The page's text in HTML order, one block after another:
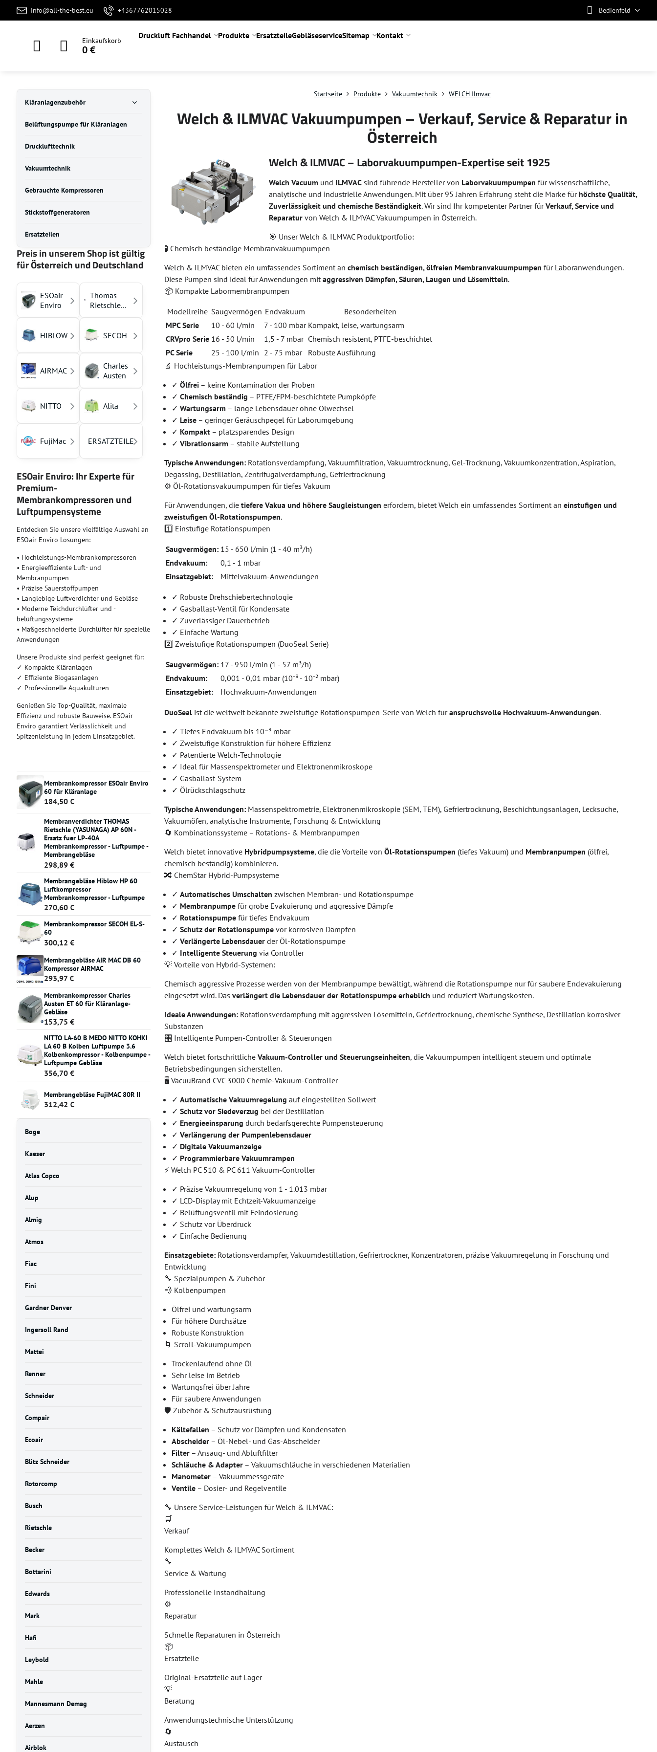
info@all-the-best.eu +4367762015028 Bedienfeld
Einkaufskorb
0 €
Druckluft Fachhandel Produkte ErsatzteileGebläseserviceSitemap Kontakt
Startseite Produkte Vakuumtechnik WELCH Ilmvac
Welch & ILMVAC Vakuumpumpen – Verkauf, Service & Reparatur in
Österreich
Welch & ILMVAC – Laborvakuumpumpen-Expertise seit 1925
Welch Vacuum und ILMVAC sind führende Hersteller von Laborvakuumpumpen für wissenschaftliche,
analytische und industrielle Anwendungen. Mit über 95 Jahren Erfahrung steht die Marke für höchste Qualität,
Zuverlässigkeit und chemische Beständigkeit. Wir sind Ihr kompetenter Partner fürVerkauf, Service und
Reparatur von Welch & ILMVAC Vakuumpumpen in Österreich.
🎯 Unser Welch & ILMVAC Produktportfolio:
🧪 Chemisch beständige Membranvakuumpumpen
Welch & ILMVAC bieten ein umfassendes Sortiment anchemisch beständigen, ölfreien Membranvakuumpumpen für Laboranwendungen.
Diese Pumpen sind ideal für Anwendungen mitaggressiven Dämpfen, Säuren, Laugen und Lösemitteln.
📦 Kompakte Labormembranpumpen
Modellreihe Saugvermögen Endvakuum
Besonderheiten
MPC Serie
10 - 60 l/min 7 - 100 mbar Kompakt, leise, wartungsarm
CRVpro Serie 16 - 50 l/min 1,5 - 7 mbar Chemisch resistent, PTFE-beschichtet
PC Serie
25 - 100 l/min 2 - 75 mbar
Robuste Ausführung
🔬 Hochleistungs-Membranpumpen für Labor
✓Ölfrei – keine Kontamination der Proben
✓Chemisch beständig – PTFE/FPM-beschichtete Pumpköpfe
✓Wartungsarm – lange Lebensdauer ohne Ölwechsel
✓ Leise – geringer Geräuschpegel für Laborumgebung
✓ Kompakt – platzsparendes Design
✓Vibrationsarm – stabile Aufstellung
Typische Anwendungen: Rotationsverdampfung, Vakuumfiltration, Vakuumtrocknung, Gel-Trocknung, Vakuumkonzentration, Aspiration,
Degassing, Destillation, Zentrifugalverdampfung, Gefriertrocknung
⚙️ Öl-Rotationsvakuumpumpen für tiefes Vakuum
Für Anwendungen, dietiefere Vakua und höhere Saugleistungen erfordern, bietet Welch ein umfassendes Sortiment aneinstufigen und
zweistufigen Öl-Rotationspumpen.
1️⃣ Einstufige Rotationspumpen
Saugvermögen: 15 - 650 l/min (1 - 40 m³/h)
Endvakuum:
0,1 - 1 mbar
Einsatzgebiet:
Mittelvakuum-Anwendungen
✓ Robuste Drehschiebertechnologie
✓ Gasballast-Ventil für Kondensate
✓ Zuverlässiger Dauerbetrieb
✓ Einfache Wartung
2️⃣ Zweistufige Rotationspumpen (DuoSeal Serie)
Saugvermögen: 17 - 950 l/min (1 - 57 m³/h)
Endvakuum:
0,001 - 0,01 mbar (10⁻³ - 10⁻² mbar)
Einsatzgebiet:
Hochvakuum-Anwendungen
DuoSeal ist die weltweit bekannte zweistufige Rotationspumpen-Serie von Welch füranspruchsvolle Hochvakuum-Anwendungen.
✓ Tiefes Endvakuum bis 10⁻³ mbar
✓ Zweistufige Konstruktion für höhere Effizienz
✓ Patentierte Welch-Technologie
✓ Ideal für Massenspektrometer und Elektronenmikroskope
✓ Gasballast-System
✓ Ölrückschlagschutz
Typische Anwendungen: Massenspektrometrie, Elektronenmikroskopie (SEM, TEM), Gefriertrocknung, Beschichtungsanlagen, Lecksuche,
Vakuumöfen, analytische Instrumente, Forschung & Entwicklung
🔄 Kombinationssysteme – Rotations- & Membranpumpen
Welch bietet innovative Hybridpumpsysteme, die die Vorteile vonÖl-Rotationspumpen (tiefes Vakuum) und Membranpumpen (ölfrei,
chemisch beständig) kombinieren.
🔀 ChemStar Hybrid-Pumpsysteme
✓Automatisches Umschalten zwischen Membran- und Rotationspumpe
✓ Membranpumpe für grobe Evakuierung und aggressive Dämpfe
✓ Rotationspumpe für tiefes Endvakuum
✓Schutz der Rotationspumpe vor korrosiven Dämpfen
✓Verlängerte Lebensdauer der Öl-Rotationspumpe
✓ Intelligente Steuerung via Controller
💡 Vorteile von Hybrid-Systemen:
Chemisch aggressive Prozesse werden von der Membranpumpe bewältigt, während die Rotationspumpe nur für saubere Endevakuierung
eingesetzt wird. Dasverlängert die Lebensdauer der Rotationspumpe erheblich und reduziert Wartungskosten.
Ideale Anwendungen: Rotationsverdampfung mit aggressiven Lösemitteln, Gefriertrocknung, chemische Synthese, Destillation korrosiver
Substanzen
🎛️ Intelligente Pumpen-Controller & Steuerungen
Welch bietet fortschrittlicheVakuum-Controller und Steuerungseinheiten, die Vakuumpumpen intelligent steuern und optimale
Betriebsbedingungen sicherstellen.
🖥️ VacuuBrand CVC 3000 Chemie-Vakuum-Controller
✓Automatische Vakuumregelung auf eingestellten Sollwert
✓Schutz vor Siedeverzug bei der Destillation
✓ Energieeinsparung durch bedarfsgerechte Pumpensteuerung
✓Verlängerung der Pumpenlebensdauer
✓ Digitale Vakuumanzeige
✓ Programmierbare Vakuumrampen
⚡ Welch PC 510 & PC 611 Vakuum-Controller
✓ Präzise Vakuumregelung von 1 - 1.013 mbar
✓ LCD-Display mit Echtzeit-Vakuumanzeige
✓ Belüftungsventil mit Feindosierung
✓ Schutz vor Überdruck
✓ Einfache Bedienung
Einsatzgebiete: Rotationsverdampfer, Vakuumdestillation, Gefriertrockner, Konzentratoren, präzise Vakuumregelung in Forschung und
Entwicklung
🔧 Spezialpumpen & Zubehör
💨 Kolbenpumpen
Ölfrei und wartungsarm
Für höhere Durchsätze
Robuste Konstruktion
🌀 Scroll-Vakuumpumpen
Trockenlaufend ohne Öl
Sehr leise im Betrieb
Wartungsfrei über Jahre
Für saubere Anwendungen
🛡️ Zubehör & Schutzausrüstung
Kältefallen – Schutz vor Dämpfen und Kondensaten
Abscheider – Öl-Nebel- und Gas-Abscheider
Filter – Ansaug- und Abluftfilter
Schläuche & Adapter – Vakuumschläuche in verschiedenen Materialien
Manometer – Vakuummessgeräte
Ventile – Dosier- und Regelventile
🔧 Unsere Service-Leistungen für Welch & ILMVAC:
🛒
Verkauf
Komplettes Welch & ILMVAC Sortiment
🔧
Service & Wartung
Professionelle Instandhaltung
⚙️
Reparatur
Schnelle Reparaturen in Österreich
📦
Ersatzteile
Original-Ersatzteile auf Lager
💡
Beratung
Anwendungstechnische Unterstützung
🔄
Austausch
Kläranlagenzubehör
Belüftungspumpe für Kläranlagen
Drucklufttechnik
Vakuumtechnik
Gebrauchte Kompressoren
Stickstoffgeneratoren
Ersatzteilen
Preis in unserem Shop ist gültig
für Österreich und Deutschland
ESOair
Enviro
Thomas
Rietschle
(YASUNAGA)
HIBLOW SECOH
AIRMAC
Charles
Austen
NITTO Alita
FujiMac ERSATZTEILE
ESOair Enviro: Ihr Experte für
Premium-
Membrankompressoren und
Luftpumpensysteme
Entdecken Sie unsere vielfältige Auswahl an
ESOair Enviro Lösungen:
• Hochleistungs-Membrankompressoren
• Energieeffiziente Luft- und
Membranpumpen
• Präzise Sauerstoffpumpen
• Langlebige Luftverdichter und Gebläse
• Moderne Teichdurchlüfter und -
belüftungssysteme
• Maßgeschneiderte Durchlüfter für spezielle
Anwendungen
Unsere Produkte sind perfekt geeignet für:
✓ Kompakte Kläranlagen
✓ Effiziente Biogasanlagen
✓ Professionelle Aquakulturen
Genießen Sie Top-Qualität, maximale
Effizienz und robuste Bauweise. ESOair
Enviro garantiert Verlässlichkeit und
Spitzenleistung in jedem Einsatzgebiet.
Membrankompressor ESOair Enviro
60 für Kläranlage
184,50 €
Membranverdichter THOMAS
Rietschle (YASUNAGA) AP 60N -
Ersatz fuer LP-40A
Membrankompressor - Luftpumpe -
Membrangebläse
298,89 €
Membrangebläse Hiblow HP 60
Luftkompressor
Membrankompressor - Luftpumpe
270,60 €
Membrankompressor SECOH EL-S-
60
300,12 €
Membrangebläse AIR MAC DB 60
Kompressor AIRMAC
293,97 €
Membrankompressor Charles
Austen ET 60 für Kläranlage-
Gebläse
153,75 €
NITTO LA-60 B MEDO NITTO KOHKI
LA 60 B Kolben Luftpumpe 3.6
Kolbenkompressor - Kolbenpumpe -
Luftpumpe Gebläse
356,70 €
Membrangebläse FujiMAC 80R II
312,42 €
Boge
Kaeser
Atlas Copco
Alup
Almig
Atmos
Fiac
Fini
Gardner Denver
Ingersoll Rand
Mattei
Renner
Schneider
Compair
Ecoair
Blitz Schneider
Rotorcomp
Busch
Rietschle
Becker
Bottarini
Edwards
Mark
Hafi
Leybold
Mahle
Mannesmann Demag
Aerzen
Airblok